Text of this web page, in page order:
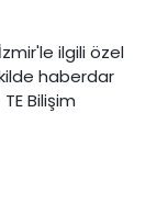
ilgili özel
haberdar
Bilişim